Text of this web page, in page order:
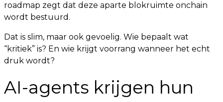
roadmap zegt dat deze aparte blokruimte onchain
wordt bestuurd.
Dat is slim, maar ook gevoelig. Wie bepaalt wat
“kritiek” is? En wie krijgt voorrang wanneer het echt
druk wordt?
AI-agents krijgen hun